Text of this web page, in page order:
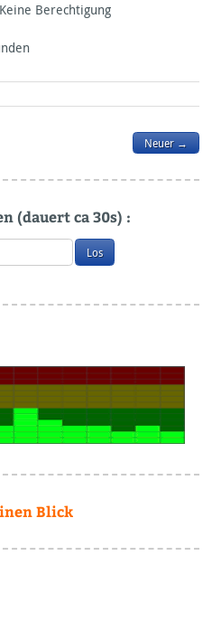
Berechtigung
Neuer →
(dauert ca 30s) :
Blick